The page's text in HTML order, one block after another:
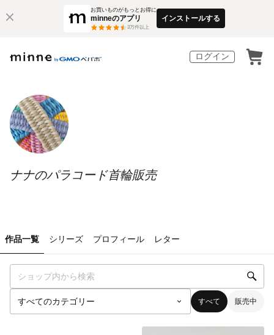
お買いものがもっとお得に
minneのアプリ
3万件以上
インストールする
ログイン
ナナのパラコード首輪販売
作品一覧 シリーズ プロフィール レター
すべて 販売中